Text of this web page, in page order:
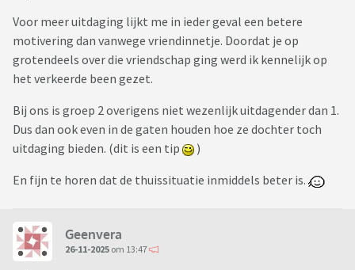
Voor meer uitdaging lijkt me in ieder geval een betere
motivering dan vanwege vriendinnetje. Doordat je op
grotendeels over die vriendschap ging werd ik kennelijk op
het verkeerde been gezet.
Bij ons is groep 2 overigens niet wezenlijk uitdagender dan 1.
Dus dan ook even in de gaten houden hoe ze dochter toch
uitdaging bieden. (dit is een tip
)
En fijn te horen dat de thuissituatie inmiddels beter is.
Geenvera
26-11-2025 om 13:47